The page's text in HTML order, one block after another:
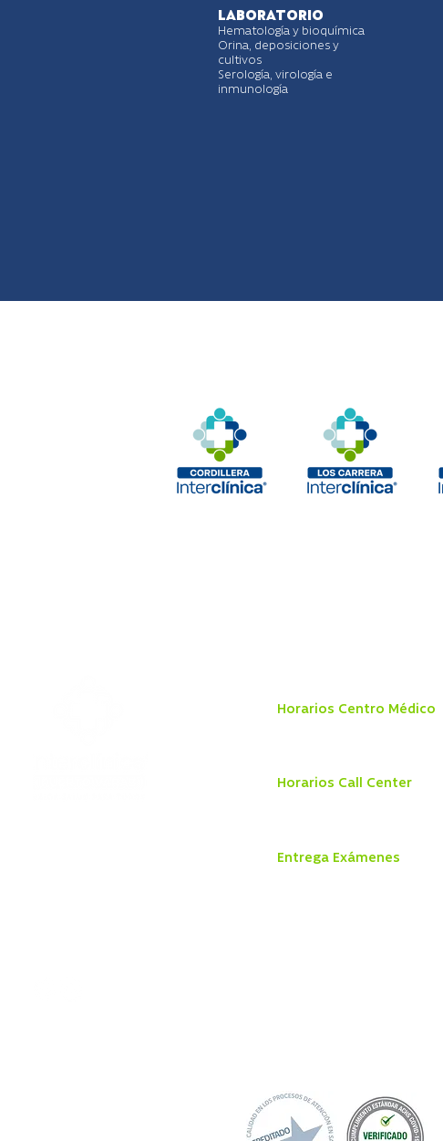
LABORATORIO
Hematología y bioquímica
Orina, deposiciones y
cultivos
Serología, virología e
inmunología
Horarios Centro Médico
Horarios Call Center
Entrega Exámenes